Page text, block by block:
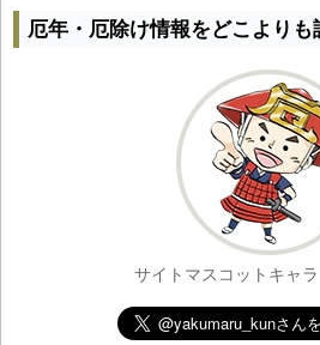
厄年・厄除け情報をどこよりも
サイトマスコットキャ